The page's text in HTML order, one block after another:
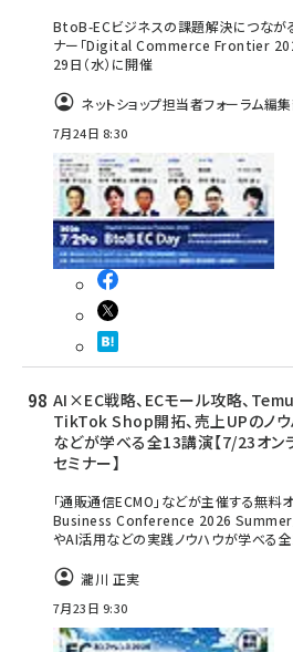
BtoB-ECビジネスの課題解決につなが
ナー「Digital Commerce Frontier
29日（水）に開催
ネットショップ担当者フォーラム編
7月24日 8:30
AI×EC戦略、ECモール攻略、Temu
TikTok Shop開拓、売上UPのノ
などが学べる全13講演【7/23オン
セミナー】
「通販通信ECMO」などが主催する無料
Business Conference 2026 Summer」
やAI活用などの実践ノウハウが学べる
瀧川 正実
7月23日 9:30